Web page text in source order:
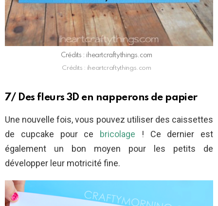
Crédits : iheartcraftythings.com
Crédits : iheartcraftythings.com
7/ Des fleurs 3D en napperons de papier
Une nouvelle fois, vous pouvez utiliser des caissettes
de cupcake pour ce bricolage ! Ce dernier est
également un bon moyen pour les petits de
développer leur motricité fine.